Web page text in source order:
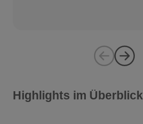
Highlights im Überblick